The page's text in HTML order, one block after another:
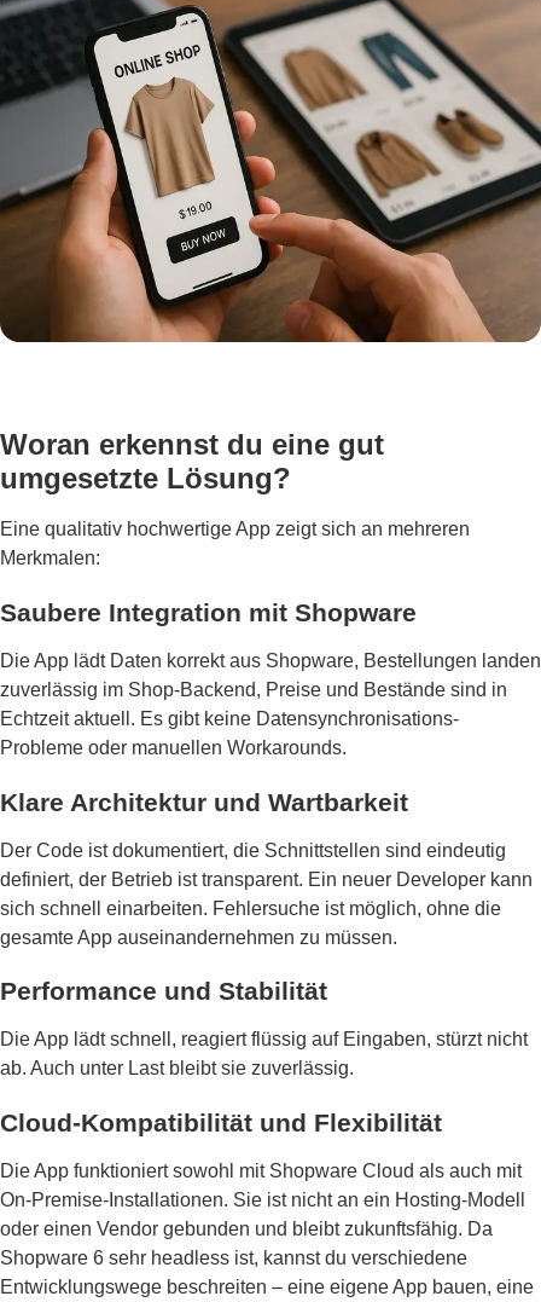
Woran erkennst du eine gut
umgesetzte Lösung?
Eine qualitativ hochwertige App zeigt sich an mehreren
Merkmalen:
Saubere Integration mit Shopware
Die App lädt Daten korrekt aus Shopware, Bestellungen landen
zuverlässig im Shop-Backend, Preise und Bestände sind in
Echtzeit aktuell. Es gibt keine Datensynchronisations-
Probleme oder manuellen Workarounds.
Klare Architektur und Wartbarkeit
Der Code ist dokumentiert, die Schnittstellen sind eindeutig
definiert, der Betrieb ist transparent. Ein neuer Developer kann
sich schnell einarbeiten. Fehlersuche ist möglich, ohne die
gesamte App auseinandernehmen zu müssen.
Performance und Stabilität
Die App lädt schnell, reagiert flüssig auf Eingaben, stürzt nicht
ab. Auch unter Last bleibt sie zuverlässig.
Cloud-Kompatibilität und Flexibilität
Die App funktioniert sowohl mit Shopware Cloud als auch mit
On-Premise-Installationen. Sie ist nicht an ein Hosting-Modell
oder einen Vendor gebunden und bleibt zukunftsfähig. Da
Shopware 6 sehr headless ist, kannst du verschiedene
Entwicklungswege beschreiten – eine eigene App bauen, eine